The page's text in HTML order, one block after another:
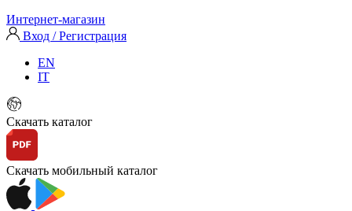
Интернет-магазин
Вход / Регистрация
EN
IT
Скачать каталог
Скачать мобильный каталог